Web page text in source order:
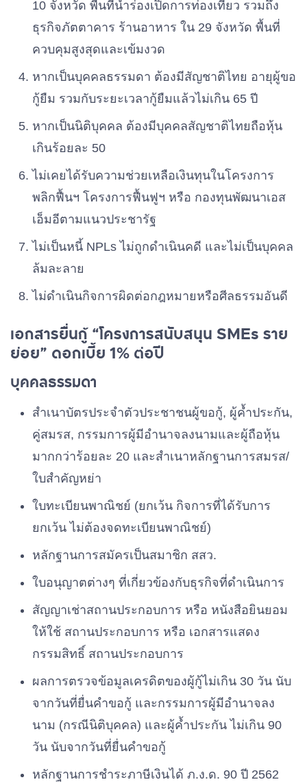
10 จังหวัด พื้นที่นําร่องเปิดการท่องเที่ยว รวมถึง
ธุรกิจภัตตาคาร ร้านอาหาร ใน 29 จังหวัด พื้นที่
ควบคุมสูงสุดและเข้มงวด
หากเป็นบุคคลธรรมดา ต้องมีสัญชาติไทย อายุผู้ขอ
กู้ยืม รวมกับระยะเวลากู้ยืมแล้วไม่เกิน 65 ปี
หากเป็นนิติบุคคล ต้องมีบุคคลสัญชาติไทยถือหุ้น
เกินร้อยละ 50
ไม่เคยได้รับความช่วยเหลือเงินทุนในโครงการ
พลิกฟื้นฯ โครงการฟื้นฟูฯ หรือ กองทุนพัฒนาเอส
เอ็มอีตามแนวประชารัฐ
ไม่เป็นหนี้ NPLs ไม่ถูกดําเนินคดี และไม่เป็นบุคคล
ล้มละลาย
ไม่ดําเนินกิจการผิดต่อกฎหมายหรือศีลธรรมอันดี
เอกสารยื่นกู้ “โครงการสนับสนุน SMEs ราย
ย่อย” ดอกเบี้ย 1% ต่อปี
บุคคลธรรมดา
สําเนาบัตรประจําตัวประชาชนผู้ขอกู้, ผู้ค้ำประกัน,
คู่สมรส, กรรมการผู้มีอํานาจลงนามและผู้ถือหุ้น
มากกว่าร้อยละ 20 และสําเนาหลักฐานการสมรส/
ใบสําคัญหย่า
ใบทะเบียนพาณิชย์ (ยกเว้น กิจการที่ได้รับการ
ยกเว้น ไม่ต้องจดทะเบียนพาณิชย์)
หลักฐานการสมัครเป็นสมาชิก สสว.
ใบอนุญาตต่างๆ ที่เกี่ยวข้องกับธุรกิจที่ดําเนินการ
สัญญาเช่าสถานประกอบการ หรือ หนังสือยินยอม
ให้ใช้ สถานประกอบการ หรือ เอกสารแสดง
กรรมสิทธิ์ สถานประกอบการ
ผลการตรวจข้อมูลเครดิตของผู้กู้ไม่เกิน 30 วัน นับ
จากวันที่ยื่นคําขอกู้ และกรรมการผู้มีอํานาจลง
นาม (กรณีนิติบุคคล) และผู้ค้ำประกัน ไม่เกิน 90
วัน นับจากวันที่ยื่นคําขอกู้
หลักฐานการชําระภาษีเงินได้ ภ.ง.ด. 90 ปี 2562